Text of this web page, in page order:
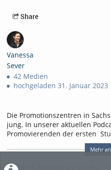
Share
Vanessa
Sever
42 Medien
hochgeladen 31. Januar 2023
Die Promotionszentren in
jung. In unserer aktuellen
Promovierenden der ersten
für Nachwuchsförderung ein
Mardenli, die an den beiden
Mehr